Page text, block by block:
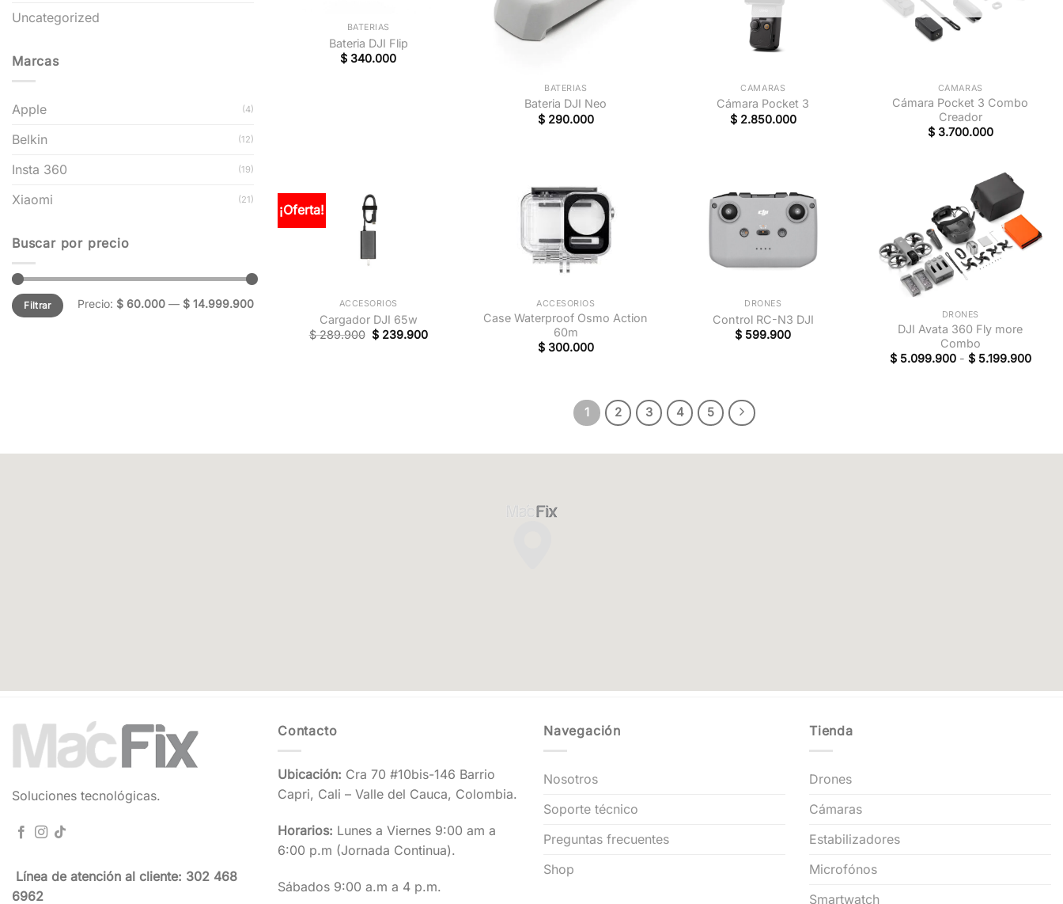
Uncategorized
Marcas
Apple (4)
Belkin (12)
Insta 360 (19)
Xiaomi (21)
Buscar por precio
Filtrar Precio: $ 60.000 — $ 14.999.900
BATERIAS
Bateria DJI Flip
$ 340.000
BATERIAS
Bateria DJI Neo
$290.000
CÁMARAS
Cámara Pocket 3
$2.850.000
CÁMARAS
Cámara Pocket 3 Combo
Creador
$3.700.000
¡Oferta!
ACCESORIOS
Cargador DJI 65w
$289.900 $239.900
ACCESORIOS
Case Waterproof Osmo Action
60m
$300.000
DRONES
Control RC-N3 DJI
$ 599.900
DRONES
DJI Avata 360 Fly more
Combo
$5.099.900 - $5.199.900
1 2 3 4 5
Soluciones tecnológicas.
Línea de atención al cliente: 302 468
6962
Contacto
Ubicación: Cra 70 #10bis-146 Barrio
Capri, Cali – Valle del Cauca, Colombia.
Horarios: Lunes a Viernes 9:00 am a
6:00 p.m (Jornada Continua).
Sábados 9:00 a.m a 4 p.m.
Navegación
Nosotros
Soporte técnico
Preguntas frecuentes
Shop
Tienda
Drones
Cámaras
Estabilizadores
Microfónos
Smartwatch